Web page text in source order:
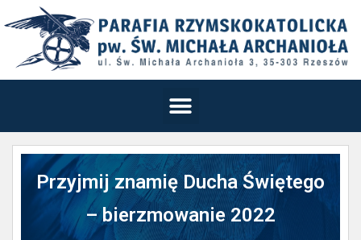
Przyjmij znamię Ducha Świętego
– bierzmowanie 2022